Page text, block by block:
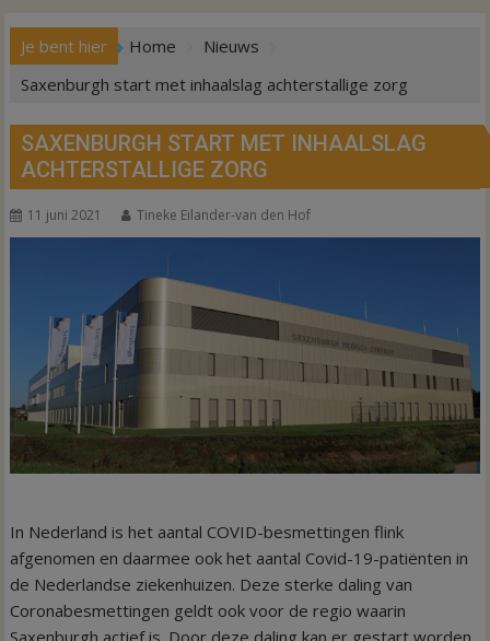
Je bent hier Home
Nieuws
Saxenburgh start met inhaalslag achterstallige zorg
SAXENBURGH START MET INHAALSLAG
ACHTERSTALLIGE ZORG
11 juni 2021 Tineke Eilander-van den Hof
In Nederland is het aantal COVID-besmettingen flink
afgenomen en daarmee ook het aantal Covid-19-patiënten in
de Nederlandse ziekenhuizen. Deze sterke daling van
Coronabesmettingen geldt ook voor de regio waarin